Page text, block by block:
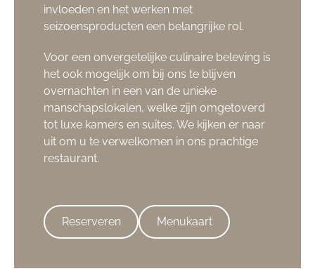
invloeden en het werken met
seizoensproducten een belangrijke rol.
Voor een onvergetelijke culinaire beleving is
het ook mogelijk om bij ons te blijven
overnachten in een van de unieke
manschapslokalen, welke zijn omgetoverd
tot luxe kamers en suites. We kijken er naar
uit om u te verwelkomen in ons prachtige
restaurant.
Reserveren Menukaart